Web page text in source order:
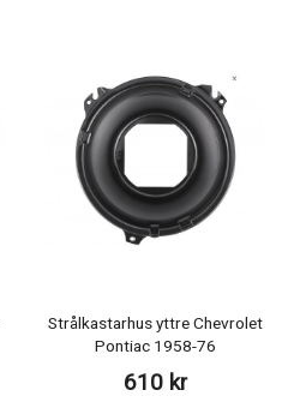
Strålkastarhus yttre Chevrolet
Pontiac 1958-76
610 kr